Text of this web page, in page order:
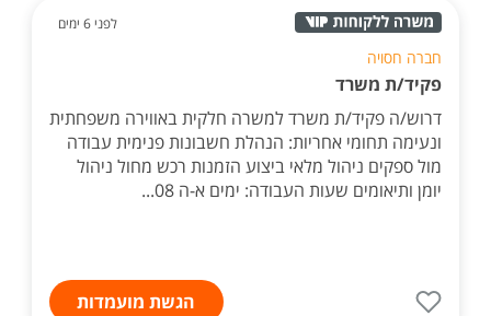
לפני 6 ימים
חברה חסויה
פקיד/ת משרד
דרוש/ה פקיד/ת משרד למשרה חלקית באווירה משפחתית
ונעימה תחומי אחריות: הנהלת חשבונות פנימית עבודה
מול ספקים ניהול מלאי ביצוע הזמנות רכש מחול ניהול
יומן ותיאומים שעות העבודה: ימים א-ה 08...
הגשת מועמדות